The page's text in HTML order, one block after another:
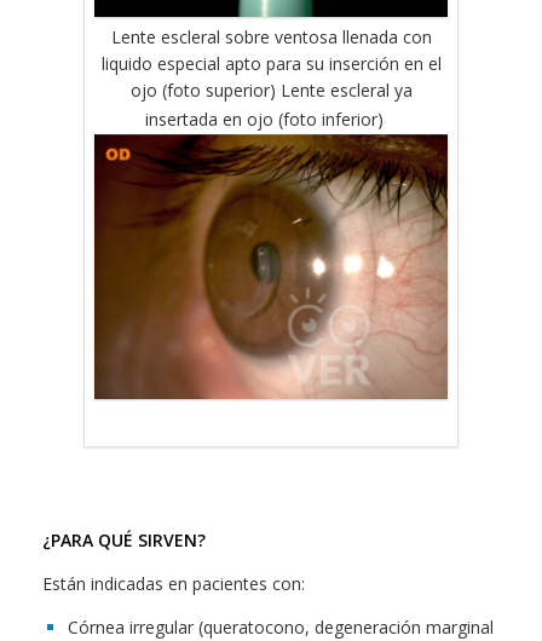
Lente escleral sobre ventosa llenada con
liquido especial apto para su inserción en el
ojo (foto superior) Lente escleral ya
insertada en ojo (foto inferior)
¿PARA QUÉ SIRVEN?
Están indicadas en pacientes con:
Córnea irregular (queratocono, degeneración marginal